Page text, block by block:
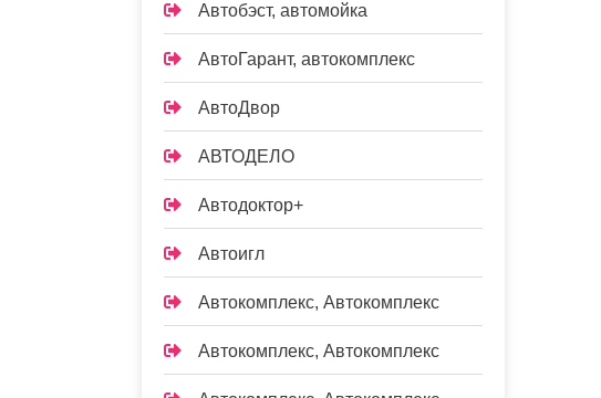
Автобэст, автомойка
АвтоГарант, автокомплекс
АвтоДвор
АВТОДЕЛО
Автодоктор+
Автоигл
Автокомплекс, Автокомплекс
Автокомплекс, Автокомплекс